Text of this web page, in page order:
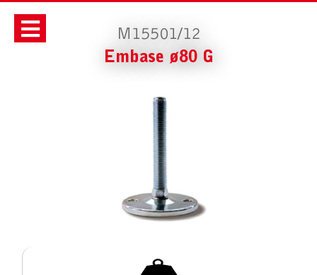
M15501/12
Embase ø80 G